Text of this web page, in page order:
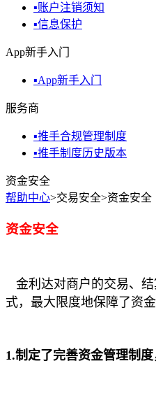
▪账户注销须知
▪信息保护
App新手入门
▪App新手入门
服务商
▪推手合规管理制度
▪推手制度历史版本
资金安全
帮助中心>交易安全>资金安全
资金安全
金利达对商户的交易、
式，最大限度地保障了资金
1.制定了完善资金管理制